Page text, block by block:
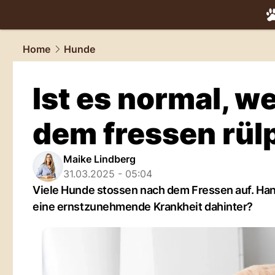
tiere.
Home
Hunde
Ist es normal,
dem fressen
Maike Lindberg
31.03.2025 - 05:04
Viele Hunde stossen nach dem Fressen auf.
eine ernstzunehmende Krankheit dahinter?